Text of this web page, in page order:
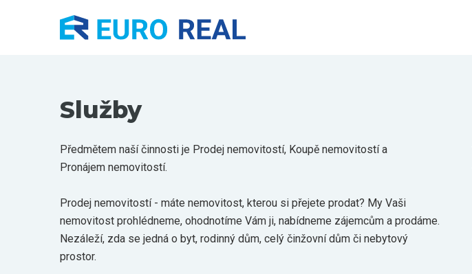
Služby
Předmětem naší činnosti je Prodej nemovitostí, Koupě nemovitostí a
Pronájem nemovitostí.
Prodej nemovitostí - máte nemovitost, kterou si přejete prodat? My Vaši
nemovitost prohlédneme, ohodnotíme Vám ji, nabídneme zájemcům a prodáme.
Nezáleží, zda se jedná o byt, rodinný dům, celý činžovní dům či nebytový
prostor.